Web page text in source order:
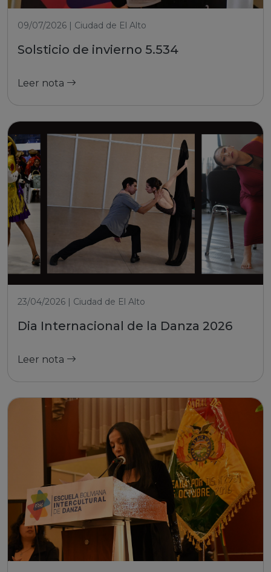
09/07/2026 | Ciudad de El Alto
Solsticio de invierno 5.534
Leer nota
23/04/2026 | Ciudad de El Alto
Dia Internacional de la Danza 2026
Leer nota